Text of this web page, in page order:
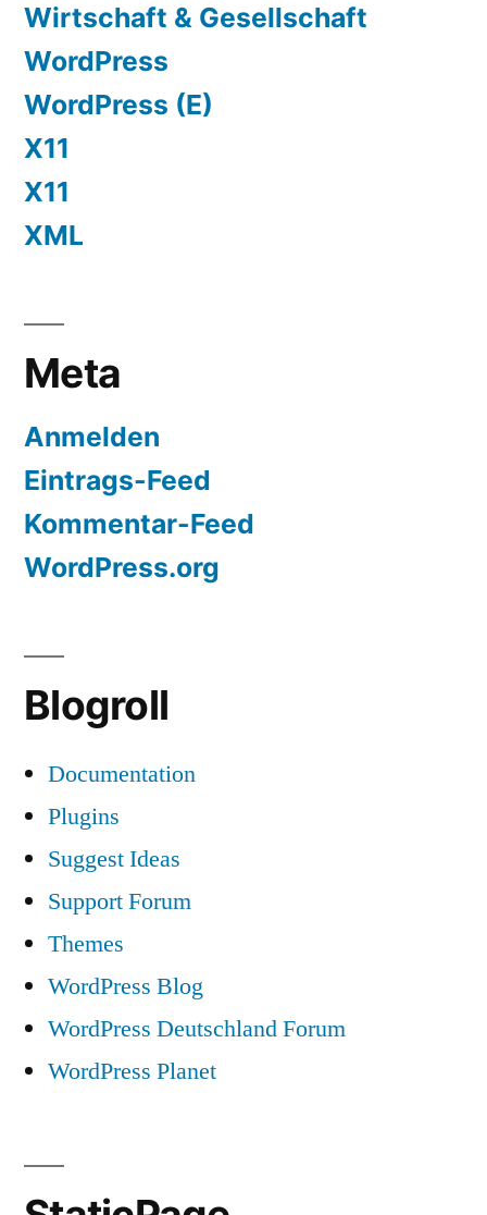
Wirtschaft & Gesellschaft
WordPress
WordPress (E)
X11
X11
XML
Meta
Anmelden
Eintrags-Feed
Kommentar-Feed
WordPress.org
Blogroll
Documentation
Plugins
Suggest Ideas
Support Forum
Themes
WordPress Blog
WordPress Deutschland Forum
WordPress Planet